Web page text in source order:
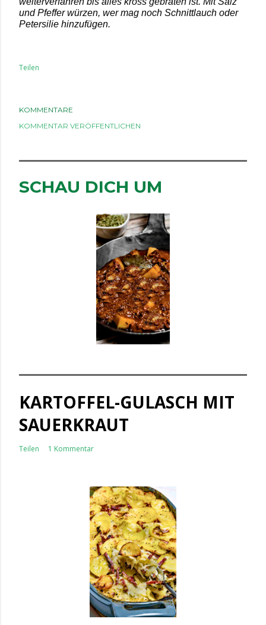
und Pfeffer würzen, wer mag noch Schnittlauch oder
Petersilie hinzufügen.
Teilen
KOMMENTARE
KOMMENTAR VERÖFFENTLICHEN
SCHAU DICH UM
KARTOFFEL-GULASCH MIT
SAUERKRAUT
Teilen 1 Kommentar